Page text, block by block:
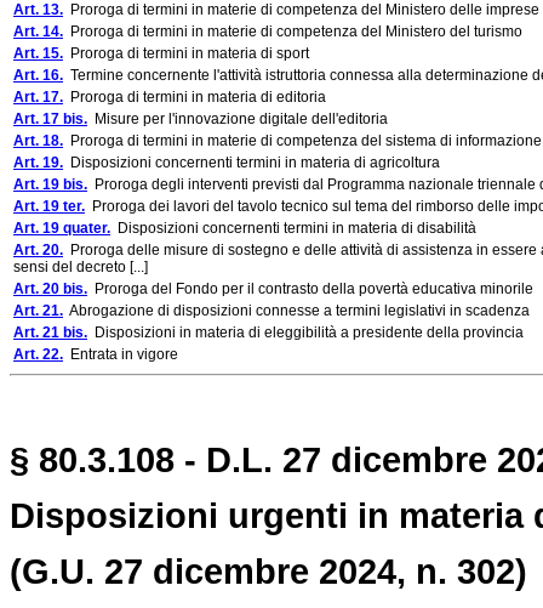
Art. 13. Proroga di termini in materie di competenza del Ministero delle
Art. 14. Proroga di termini in materie di competenza del Ministero del turismo
Art. 15. Proroga di termini in materia di sport
Art. 16. Termine concernente l'attività istruttoria connessa alla determinazione
Art. 17. Proroga di termini in materia di editoria
Art. 17 bis. Misure per l'innovazione digitale dell'editoria
Art. 18. Proroga di termini in materie di competenza del sistema di
Art. 19. Disposizioni concernenti termini in materia di agricoltura
Art. 19 bis. Proroga degli interventi previsti dal Programma nazionale
Art. 19 ter. Proroga dei lavori del tavolo tecnico sul tema del rimborso delle
Art. 19 quater. Disposizioni concernenti termini in materia di disabilità
Art. 20. Proroga delle misure di sostegno e delle attività di assistenza in
sensi del decreto [...]
Art. 20 bis. Proroga del Fondo per il contrasto della povertà educativa minorile
Art. 21. Abrogazione di disposizioni connesse a termini legislativi in scadenza
Art. 21 bis. Disposizioni in materia di eleggibilità a presidente della provincia
Art. 22. Entrata in vigore
§ 80.3.108 - D.L. 27 dicembre
Disposizioni urgenti in materia
(G.U. 27 dicembre 2024, n. 302)